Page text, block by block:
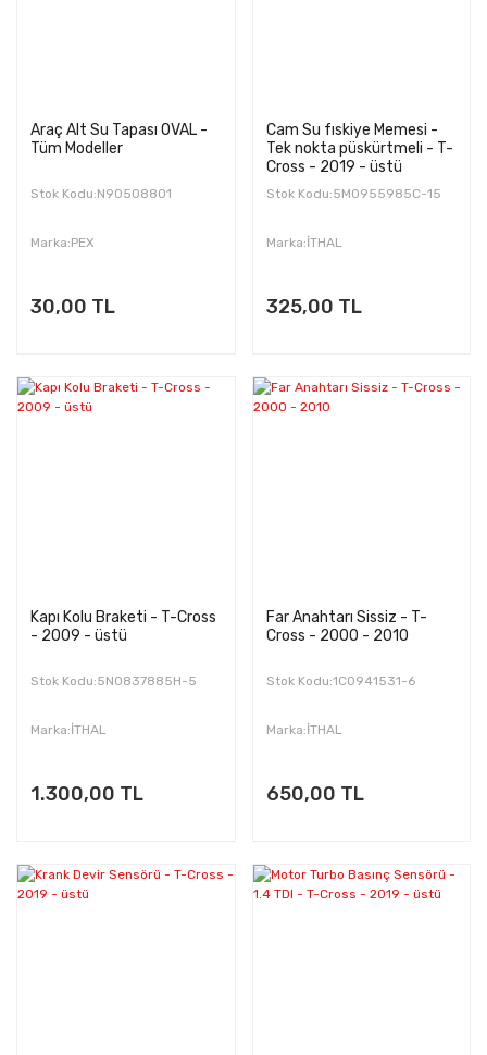
Araç Alt Su Tapası OVAL -
Tüm Modeller
Stok Kodu:N90508801
Marka:PEX
30,00 TL
Cam Su fıskiye Memesi -
Tek nokta püskürtmeli - T-
Cross - 2019 - üstü
Stok Kodu:5M0955985C-15
Marka:İTHAL
325,00 TL
Kapı Kolu Braketi - T-Cross
- 2009 - üstü
Stok Kodu:5N0837885H-5
Marka:İTHAL
1.300,00 TL
Far Anahtarı Sissiz - T-
Cross - 2000 - 2010
Stok Kodu:1C0941531-6
Marka:İTHAL
650,00 TL